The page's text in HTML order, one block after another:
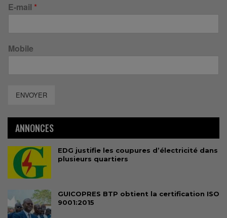
E-mail *
Mobile
ENVOYER
ANNONCES
EDG justifie les coupures d’électricité dans
plusieurs quartiers
GUICOPRES BTP obtient la certification ISO
9001:2015